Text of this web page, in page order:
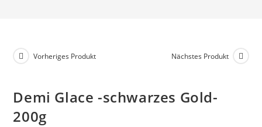
Vorheriges Produkt Nächstes Produkt
Demi Glace -schwarzes Gold-
200g